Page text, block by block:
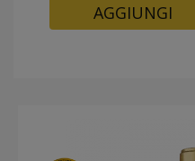
AGGIUNGI